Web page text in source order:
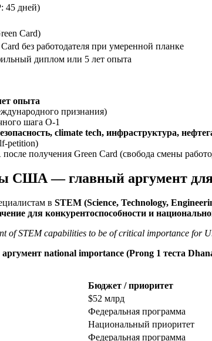
45 дней)
Card)
без работодателя при умеренной планке
диплом или 5 лет опыта
опыта
признания)
шага O-1
climate tech, инфраструктура,
petition)
получения Green Card (свобода смены
США — главный аргумент
вSTEM (Science, Technology,
для конкурентоспособности и
of STEM capabilities to be of critical importance for
аргумент national importance (Prong 1 теста
Бюджет / приоритет
$52 млрд
Федеральная программа
Национальный приоритет
Федеральная программа